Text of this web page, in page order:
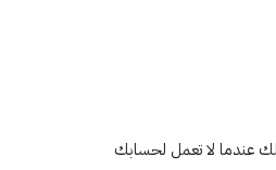
عندما لا تعمل لحسابك